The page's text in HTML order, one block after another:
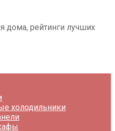
дома, рейтинги лучших
холодильники